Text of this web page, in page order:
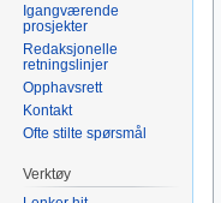
Igangværende
prosjekter
Redaksjonelle
retningslinjer
Opphavsrett
Kontakt
Ofte stilte spørsmål
Verktøy